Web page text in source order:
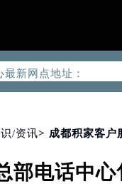
网络优化升级公告
户服务热线：400-
992-0312，服务覆
新网点地址：
6号华熙国际中心写
国际金融中心写字楼
伊国际广场写字楼8
/资讯> 成都积家客户
部电话中